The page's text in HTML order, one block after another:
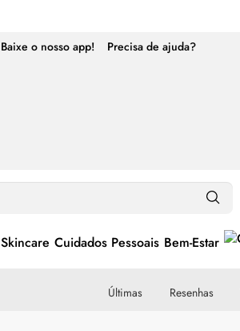
Baixe o nosso app! Precisa de ajuda?
Skincare Cuidados Pessoais Bem-Estar
Últimas Resenhas